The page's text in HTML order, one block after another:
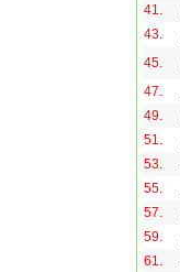
41.
43.
45.
47.
49.
51.
53.
55.
57.
59.
61.